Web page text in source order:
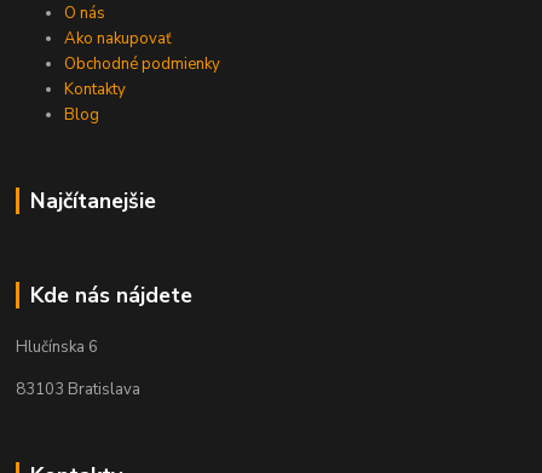
O nás
Ako nakupovať
Obchodné podmienky
Kontakty
Blog
Najčítanejšie
Kde nás nájdete
Hlučínska 6
83103 Bratislava